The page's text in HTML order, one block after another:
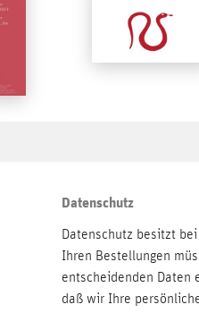
Datenschutz
Datenschutz besitzt
Ihren Bestellungen
entscheidenden Daten
daß wir Ihre